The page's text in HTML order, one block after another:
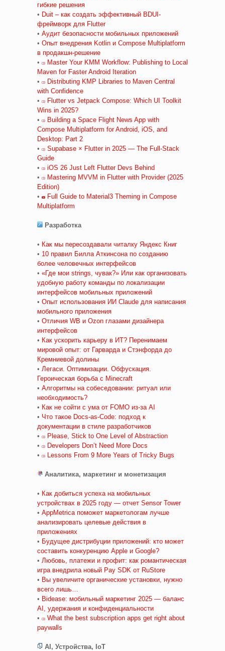
гибкие решения
• Duit – как создать эффективный BDUI-
фреймворк для Flutter
• Аудит безопасности мобильных приложений
• Опыт внедрения Kotlin и Compose Multiplatform
в продакшн-решение
•
Master Your KMM Workflow: Publishing to Local
Maven for Faster Android Iteration
•
Distributing KMP Libraries to Maven Central
with Confidence
•
Flutter vs Jetpack Compose: Which UI Toolkit
Wins in 2025?
•
Building a Space Flight News App with
Compose Multiplatform for Android, iOS, and
Desktop: Part 2
•
Supabase × Flutter in 2025 — The Full‑Stack
Guide
•
iOS 26 Just Left Flutter Devs Behind
•
Mastering MVVM in Flutter with Provider (2025
Edition)
•
Full Guide to Material3 Theming in Compose
Multiplatform
Разработка
• Как мы пересоздавали читалку Яндекс Книг
• 10 правил Билла Аткинсона по созданию
более человечных интерфейсов
• «Где мои strings, чувак?» Или как организовать
удобную работу команды по локализации
интерфейсов мобильных приложений
• Опыт использования ИИ Claude для написания
мобильного приложения
• Отличия WB и Ozon глазами дизайнера
интерфейсов
• Как ускорить карьеру в ИТ? Перенимаем
мировой опыт: от Гарварда и Стэнфорда до
Кремниевой долины
• Легаси. Оптимизации. Обфускация.
Героическая борьба с Minecraft
• Алгоритмы на собеседовании: ритуал или
необходимость?
• Как не сойти с ума от FOMO из-за AI
• Что такое Docs-as-Code: подход к
документации в стиле разработчиков
•
Please, Stick to One Level of Abstraction
•
Developers Don’t Need More Docs
•
Lessons From 9 More Years of Tricky Bugs
Аналитика, маркетинг и монетизация
• Как добиться успеха на мобильных
устройствах в 2025 году — отчет Sensor Tower
• AppMetrica поможет маркетологам лучше
анализировать целевые действия в
приложениях
• Будущее дистрибуции приложений: кто может
составить конкуренцию Apple и Google?
• Любовь, платежи и профит: как романтическая
игра внедрила новый Pay SDK от RuStore
• Вы увеличите органические установки, нужно
всего лишь…
• Bidease: мобильный маркетинг 2025 — баланс
AI, удержания и конфиденциальности
•
What the best subscription apps get right about
paywalls
AI, Устройства, IoT